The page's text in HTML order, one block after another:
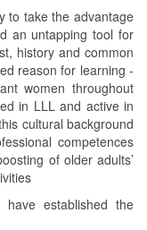
to take the advantage
an untapping tool for
history and common
reason for learning -
women throughout
in LLL and active in
cultural background
competences
of older adults’
established the